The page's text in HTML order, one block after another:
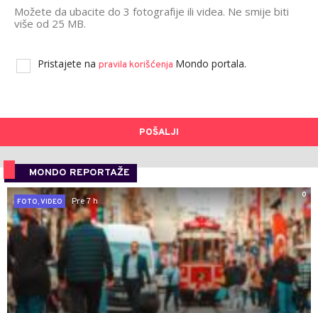
Možete da ubacite do 3 fotografije ili videa. Ne smije biti
više od 25 MB.
Pristajete na pravila korišćenja Mondo portala.
POŠALJI
MONDO REPORTAŽE
0
FOTO, VIDEO
Pre 7 h